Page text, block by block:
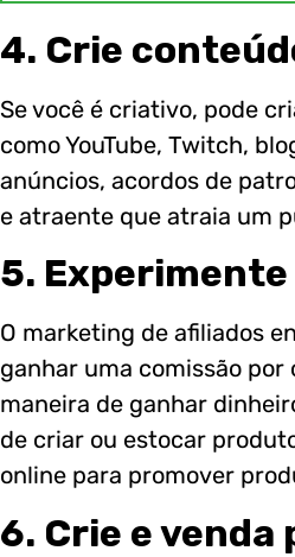
4. Crie
Se você é criativo, pode
como YouTube, Twitch,
anúncios, acordos de
e atraente que atraia um
5.
O marketing de afiliados
ganhar uma comissão por
maneira de ganhar
de criar ou estocar
online para promover
6. Crie e